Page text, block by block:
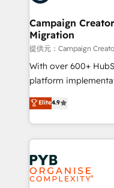
and manufacturers
empowering our
autonomy. Get to
guided
the CRM platform
you like support in
to your needs and
certifications, we
services are offered
Campaign
Migration
提供元：Campaign
With over 600+
platform
Elite Solutions
migrate, replatform,
in high-impact CRM
onboarding from
Zoho, Pardot,
WordPress and
systems into unified,
Elite4.9